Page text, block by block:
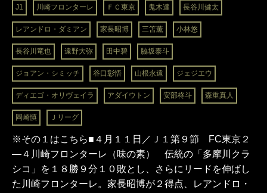
J1 川崎フロンターレ ＦＣ東京 鬼木達 長谷川健太
レアンドロ・ダミアン 家長昭博 三笘薫 小林悠
長谷川竜也 遠野大弥 田中碧 脇坂泰斗
ジョアン・シミッチ 谷口彰悟 山根永遠 ジェジエウ
ディエゴ・オリヴェイラ アダイウトン 安部柊斗 森重真人
岡崎慎 Ｊリーグ
※その１はこちら■４月１１日／Ｊ１第９節 FC東京２
―４川崎フロンターレ（味の素） 伝統の「多摩川クラ
シコ」を１８勝９分１０敗とし、さらにリードを伸ばし
た川崎フロンターレ。家長昭博が２得点、レアンドロ・